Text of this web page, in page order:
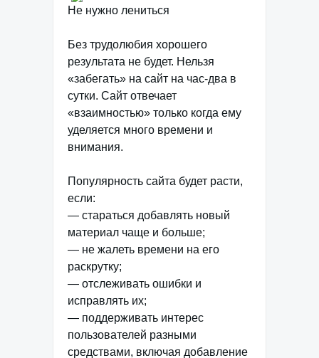
Не нужно лениться
Без трудолюбия хорошего
результата не будет. Нельзя
«забегать» на сайт на час-два в
сутки. Сайт отвечает
«взаимностью» только когда ему
уделяется много времени и
внимания.
Популярность сайта будет расти,
если:
— стараться добавлять новый
материал чаще и больше;
— не жалеть времени на его
раскрутку;
— отслеживать ошибки и
исправлять их;
— поддерживать интерес
пользователей разными
средствами, включая добавление